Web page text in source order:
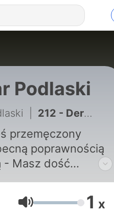
Podlaski
212 - Derpieński Bieduje Doda Żelkuje
przemęczony
poprawnością
- Masz dość
- nie możesz już
Głośność 1 x